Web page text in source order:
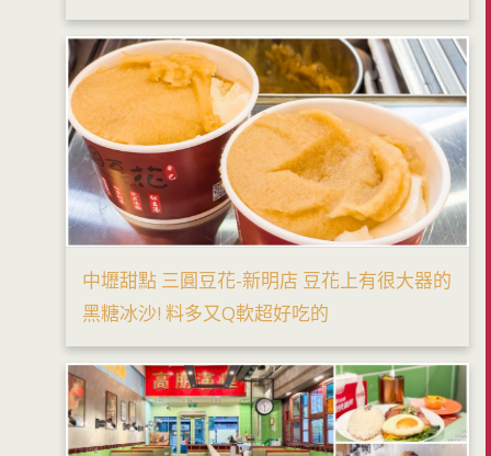
中壢甜點 三圓豆花-新明店 豆花上有很大器的
黑糖冰沙! 料多又Q軟超好吃的